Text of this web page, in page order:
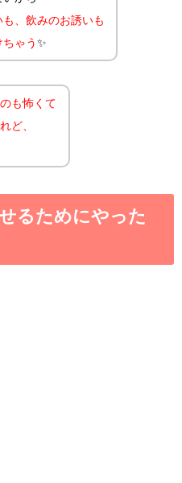
、飲みのお誘いも
ゃう ✨
も怖くて
ど、
るためにやった